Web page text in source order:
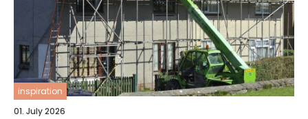
inspiration
01. July 2026